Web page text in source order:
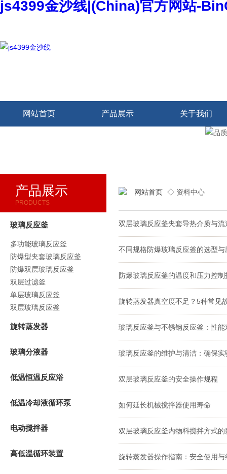
js4399金沙线|(China)官方网站-
网站首页 产品展示 关于我们
产品展示
PRODUCTS
玻璃反应釜
多功能玻璃反应釜
防爆型夹套玻璃反应釜
防爆双层玻璃反应釜
双层过滤釜
单层玻璃反应釜
双层玻璃反应釜
旋转蒸发器
玻璃分液器
低温恒温反应浴
低温冷却液循环泵
电动搅拌器
高低温循环装置
网站首页 ◇ 资料中心
双层玻璃反应釜夹套导热介质与
不同规格防爆玻璃反应釜的选型
防爆玻璃反应釜的温度和压力控制
旋转蒸发器真空度不足？5种常见
玻璃反应釜与不锈钢反应釜：性能
玻璃反应釜的维护与清洁：确保
双层玻璃反应釜的安全操作规程
如何延长机械搅拌器使用寿命
双层玻璃反应釜内物料搅拌方式
旋转蒸发器操作指南：安全使用与